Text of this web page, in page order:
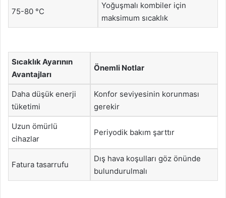
75-80 °C
Yoğuşmalı kombiler için
maksimum sıcaklık
Sıcaklık Ayarının
Avantajları
Önemli Notlar
Daha düşük enerji
tüketimi
Konfor seviyesinin korunması
gerekir
Uzun ömürlü
cihazlar
Periyodik bakım şarttır
Fatura tasarrufu
Dış hava koşulları göz önünde
bulundurulmalı